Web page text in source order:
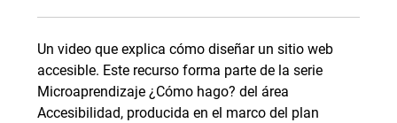
Un video que explica cómo diseñar un sitio web
accesible. Este recurso forma parte de la serie
Microaprendizaje ¿Cómo hago? del área
Accesibilidad, producida en el marco del plan